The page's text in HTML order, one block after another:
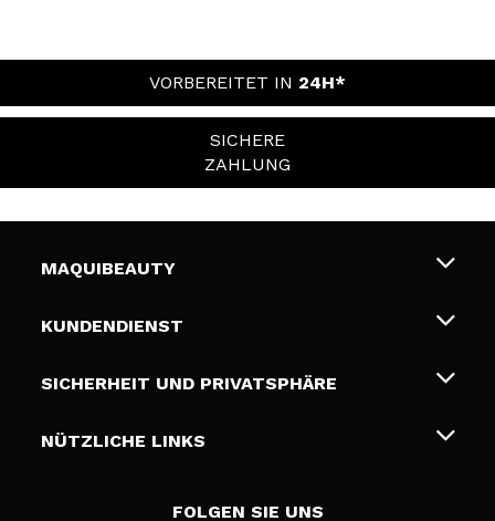
VORBEREITET IN 24H*
SICHERE
ZAHLUNG
MAQUIBEAUTY
Über uns
Geschenkkarten
KUNDENDIENST
Liefer- und Versandkosten
Zahlung
SICHERHEIT UND PRIVATSPHÄRE
Bedingungen und Datenschutz
NÜTZLICHE LINKS
FOLGEN SIE UNS